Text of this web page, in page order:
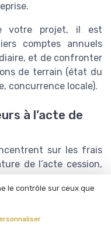
votre projet, il est
comptes annuels
et de confronter
de terrain (état du
concurrence locale).
à l’acte de
sur les frais
de l’acte cession,
immédiatement la
ou de rénovation du
le contrôle sur ceux que